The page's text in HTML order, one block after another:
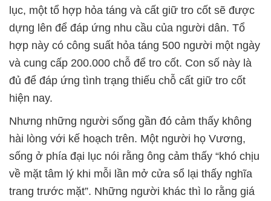
lục, một tổ hợp hỏa táng và cất giữ tro cốt sẽ được
dựng lên để đáp ứng nhu cầu của người dân. Tổ
hợp này có công suất hỏa táng 500 người một ngày
và cung cấp 200.000 chỗ để tro cốt. Con số này là
đủ để đáp ứng tình trạng thiếu chỗ cất giữ tro cốt
hiện nay.
Nhưng những người sống gần đó cảm thấy không
hài lòng với kế hoạch trên. Một người họ Vương,
sống ở phía đại lục nói rằng ông cảm thấy “khó chịu
về mặt tâm lý khi mỗi lần mở cửa sổ lại thấy nghĩa
trang trước mặt”. Những người khác thì lo rằng giá